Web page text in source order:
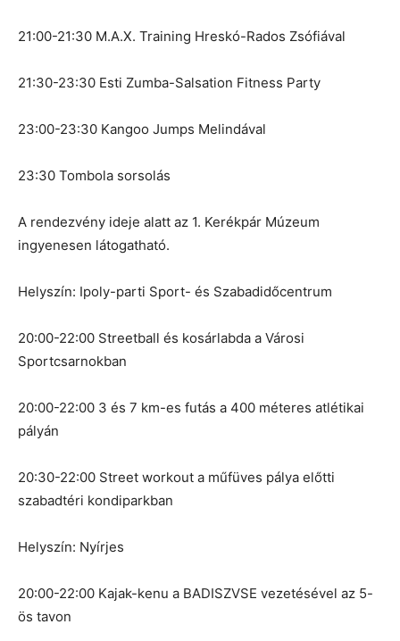
21:00-21:30 M.A.X. Training Hreskó-Rados Zsófiával
21:30-23:30 Esti Zumba-Salsation Fitness Party
23:00-23:30 Kangoo Jumps Melindával
23:30 Tombola sorsolás
A rendezvény ideje alatt az 1. Kerékpár Múzeum
ingyenesen látogatható.
Helyszín: Ipoly-parti Sport- és Szabadidőcentrum
20:00-22:00 Streetball és kosárlabda a Városi
Sportcsarnokban
20:00-22:00 3 és 7 km-es futás a 400 méteres atlétikai
pályán
20:30-22:00 Street workout a műfüves pálya előtti
szabadtéri kondiparkban
Helyszín: Nyírjes
20:00-22:00 Kajak-kenu a BADISZVSE vezetésével az 5-
ös tavon